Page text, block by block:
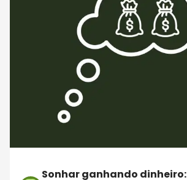
Sonhar ganhando dinheiro: